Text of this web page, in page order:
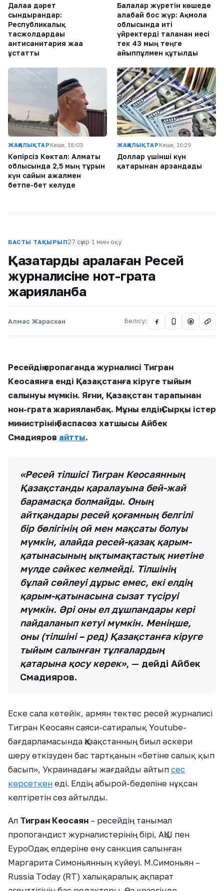
Далаға дәрет
сындырғандар:
Республикалық
тасжолдардағы
антисанитария жаға
ұстатты
Балалар жүретін көшеде
алабай бос жүр: Ақмола
облысында иті
үйректерді таланған иесі
тек 43 мың теңге
айыппұлмен құтылды
ЖАҢАЛЫҚТАР Кеше, 18:03
Көпірсіз Көктaл: Алматы
облысында 2,5 мың тұрғын
күн сайын ажалмен
бетпе-бет келуде
ЖАҢАЛЫҚТАР Кеше, 16:29
Доллар үшінші күн
қатарынан арзандады
БАСТЫ ТАҚЫРЫП27 сәуір·1 мин оқу
Қазақтарды қаралаған Ресей
журналисіне нот-грата
жарияланбақ
Алмас Жарасхан Бөлісу: @
Ресейдің пропаганда журналисі Тигран
Кеосаянға енді Қазақстанға кіруге тыйым
салынуы мүмкін. Яғни, Қазақстан тарапынан
нон-грата жарияланбақ. Мұны елдің Сырқы істер
министрінің баспасөз хатшысы Айбек
Смадияров айтты.
«Ресей тілшісі Тигран Кеосаянның
Қазақстанды қаралауына бей-жай
барамасқа болмайды. Оның
айтқандары ресей қоғамның белгілі
бір бөлігінің ой мен мақсаты болуы
мүмкін, алайда ресей-қазақ қарым-
қатынасының ықтымақтастық ниетіне
мүлде сәйкес келмейді. Тілшінің
бұлай сөйлеуі дұрыс емес, екі елдің
қарым-қатынасына сызат түсіруі
мүмкін. Әрі оны ел дұшпандары кері
пайдаланып кетуі мүмкін. Меніңше,
оны (тілшіні – ред) Қазақстанға кіруге
тыйым салынған тұлғалардың
қатарына қосу керек», — дейді Айбек
Смадияров.
Еске сала кетейік, армян тектес ресей журналисі
Тигран Кеосаян саяси-сатиралық Youtube-
бағдарламасында Қазақстанның биыл әскери
шеру өткізуден бас тартқанын «бетіне салық қып
басып», Украинадағы жағдайды айтып сес
көрсеткен еді. Елдің абырой-беделіне нұқсан
келтіретін сөз айтылды.
Ал Тигран Кеосаян – ресейдің танымал
пропогандист журналистерінің бірі, АҚШ пен
ЕуроОдақ елдеріне ену санкция салынған
Маргарита Симоньянның күйеуі. М.Симоньян –
Russia Today (RT) халықаралық ақпарат